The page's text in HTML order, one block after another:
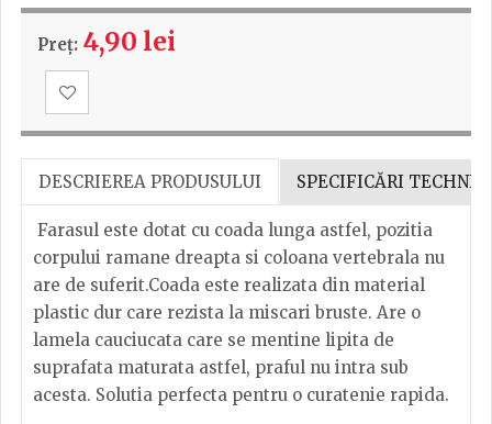
Preț: 4,90 lei
DESCRIEREA PRODUSULUI SPECIFICĂRI
Farasul este dotat cu coada lunga astfel, pozitia
corpului ramane dreapta si coloana vertebrala nu
are de suferit.Coada este realizata din material
plastic dur care rezista la miscari bruste. Are o
lamela cauciucata care se mentine lipita de
suprafata maturata astfel, praful nu intra sub
acesta. Solutia perfecta pentru o curatenie rapida.